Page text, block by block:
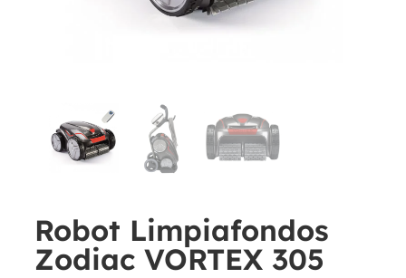
Robot Limpiafondos
Zodiac VORTEX 305